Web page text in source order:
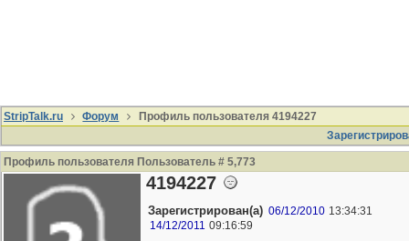
StripTalk.ru Форум
Профиль пользователя 4194227
Профиль пользователя Пользователь # 5,773
4194227
Зарегистрирован(а) 06/12/2010 13:34:31
14/12/2011 09:16:59